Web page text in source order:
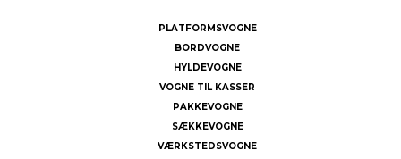
PLATFORMSVOGNE
BORDVOGNE
HYLDEVOGNE
VOGNE TIL KASSER
PAKKEVOGNE
SÆKKEVOGNE
VÆRKSTEDSVOGNE